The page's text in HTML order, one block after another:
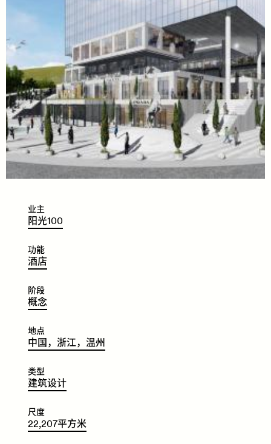
业主
​​​​阳 光100
功能
​​​​酒店
阶段
​​​​概念
地点
​​​​中国， 浙江 ， 温州
类型
​​​​建筑设计
尺度
22,207平方米